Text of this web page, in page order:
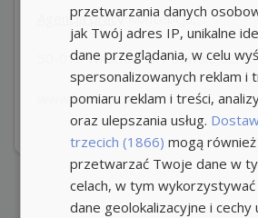
Agencja pracyKoncepcja,
50-010 Wrocław ul. Podwale 62/2,
www.koncepcja.eu
przetwarzania danych
jak Twój adres IP, unikalne
dane przeglądania, w celu
spersonalizowanych reklam i
pomiaru reklam i treści,
oraz ulepszania usług.
trzecich (1866) mogą również
przetwarzać Twoje dane w
celach, w tym
dane geolokalizacyjne i cechy